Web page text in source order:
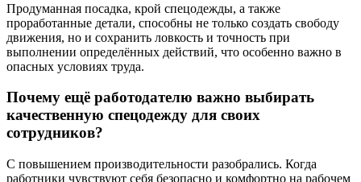
Продуманная посадка, крой спецодежды, а также
проработанные детали, способны не только создать свободу
движения, но и сохранить ловкость и точность при
выполнении определённых действий, что особенно важно в
опасных условиях труда.
Почему ещё работодателю важно выбирать
качественную спецодежду для своих
сотрудников?
С повышением производительности разобрались. Когда
работники чувствуют себя безопасно и комфортно на рабочем